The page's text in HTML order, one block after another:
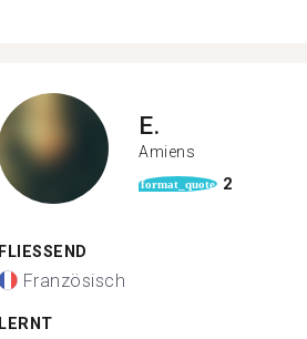
E.
Amiens
format_quote 2
FLIESSEND
Französisch
LERNT